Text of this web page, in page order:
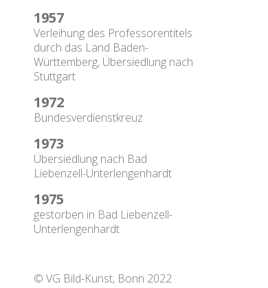
1957
Verleihung des Professorentitels
durch das Land Baden-
Württemberg, Übersiedlung nach
Stuttgart
1972
Bundesverdienstkreuz
1973
Übersiedlung nach Bad
Liebenzell-Unterlengenhardt
1975
gestorben in Bad Liebenzell-
Unterlengenhardt
© VG Bild-Kunst, Bonn 2022